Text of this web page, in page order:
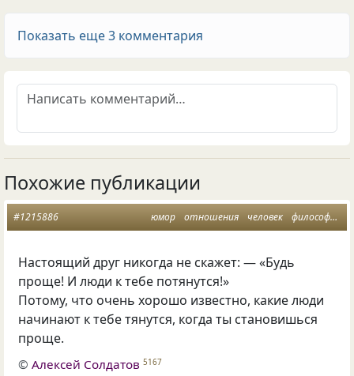
Показать еще 3 комментария
Похожие публикации
юмор отношения человек философия
#1215886
Настоящий друг никогда не скажет: — «Будь
проще! И люди к тебе потянутся!»
Потому, что очень хорошо известно, какие люди
начинают к тебе тянутся, когда ты становишься
проще.
©Алексей Солдатов 5167